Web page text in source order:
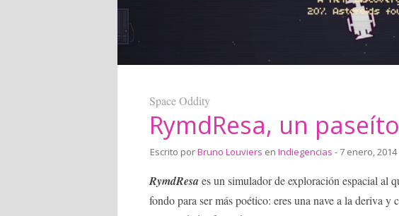
Space Oddity
RymdResa, un
Escrito porBruno Louviers en Indiegencias - 7 enero, 2014
RymdResaes un simulador de exploración espacial al
fondo para ser más poético: eres una nave a la deriva y